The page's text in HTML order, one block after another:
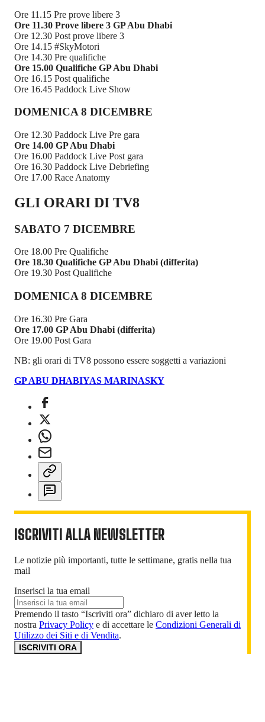
Ore 11.15 Pre prove libere 3
Ore 11.30 Prove libere 3 GP Abu Dhabi
Ore 12.30 Post prove libere 3
Ore 14.15 #SkyMotori
Ore 14.30 Pre qualifiche
Ore 15.00 Qualifiche GP Abu Dhabi
Ore 16.15 Post qualifiche
Ore 16.45 Paddock Live Show
DOMENICA 8 DICEMBRE
Ore 12.30 Paddock Live Pre gara
Ore 14.00 GP Abu Dhabi
Ore 16.00 Paddock Live Post gara
Ore 16.30 Paddock Live Debriefing
Ore 17.00 Race Anatomy
GLI ORARI DI TV8
SABATO 7 DICEMBRE
Ore 18.00 Pre Qualifiche
Ore 18.30 Qualifiche GP Abu Dhabi (differita)
Ore 19.30 Post Qualifiche
DOMENICA 8 DICEMBRE
Ore 16.30 Pre Gara
Ore 17.00 GP Abu Dhabi (differita)
Ore 19.00 Post Gara
NB: gli orari di TV8 possono essere soggetti a variazioni
GP ABU DHABIYAS MARINASKY
ISCRIVITI ALLA NEWSLETTER
Le notizie più importanti, tutte le settimane, gratis nella tua
mail
Inserisci la tua email
Premendo il tasto “Iscriviti ora” dichiaro di aver letto la
nostra Privacy Policy e di accettare le Condizioni Generali di
Utilizzo dei Siti e di Vendita.
ISCRIVITI ORA